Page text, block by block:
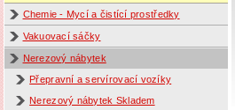
Chemie - Mycí a čistící prostředky
Vakuovací sáčky
Nerezový nábytek
Přepravní a servírovací vozíky
Nerezový nábytek Skladem